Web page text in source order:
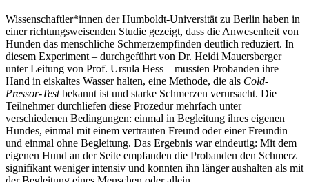
Wissenschaftler*innen der Humboldt-Universität zu Berlin haben in
einer richtungsweisenden Studie gezeigt, dass die Anwesenheit von
Hunden das menschliche Schmerzempfinden deutlich reduziert. In
diesem Experiment – durchgeführt von Dr. Heidi Mauersberger
unter Leitung von Prof. Ursula Hess – mussten Probanden ihre
Hand in eiskaltes Wasser halten, eine Methode, die als Cold-
Pressor-Testbekannt ist und starke Schmerzen verursacht. Die
Teilnehmer durchliefen diese Prozedur mehrfach unter
verschiedenen Bedingungen: einmal in Begleitung ihres eigenen
Hundes, einmal mit einem vertrauten Freund oder einer Freundin
und einmal ohne Begleitung. Das Ergebnis war eindeutig: Mit dem
eigenen Hund an der Seite empfanden die Probanden den Schmerz
signifikant weniger intensiv und konnten ihn länger aushalten als mit